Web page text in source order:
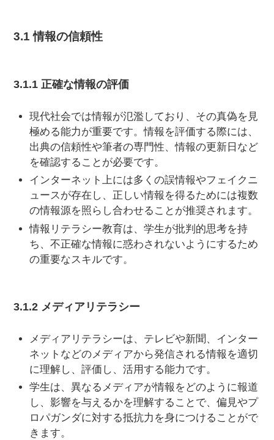
3.1 情報の信頼性
3.1.1 正確な情報の評価
現代社会では情報が氾濫しており、その真偽を見
極める能力が重要です。情報を評価する際には、
出典の信頼性や筆者の専門性、情報の更新日など
を確認することが必要です。
インターネット上には多くの誤情報やフェイクニ
ュースが存在し、正しい情報を得るためには複数
の情報源を照らし合わせることが推奨されます。
情報リテラシー教育は、学生が批判的思考を持
ち、不正確な情報に惑わされないようにするため
の重要なスキルです。
3.1.2 メディアリテラシー
メディアリテラシーは、テレビや新聞、インター
ネットなどのメディアから発信される情報を適切
に理解し、評価し、活用する能力です。
学生は、異なるメディアが情報をどのように報道
し、影響を与えるかを理解することで、偏見やプ
ロパガンダに対する抵抗力を身につけることがで
きます。